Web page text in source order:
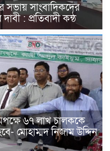
সভায় সাংবাদিকদের
: প্রতিবাদী কন্ঠ
৬৭ লাখ চালককে
মোহাম্মদ নিজাম উদ্দিন